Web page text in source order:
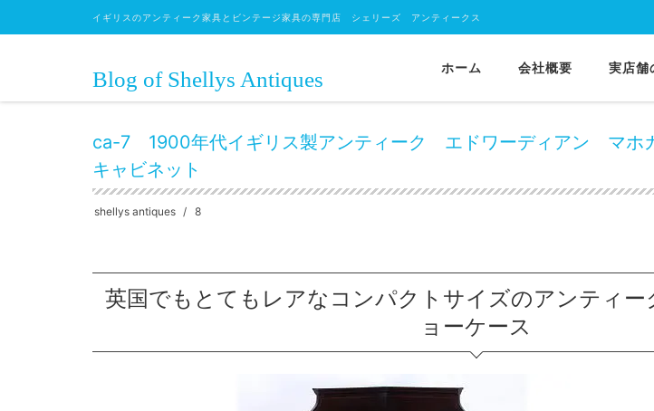
イギリスのアンティーク家具とビンテージ家具の専門店 シェリーズ アンティークス
Blog of Shellys Antiques ホーム 会社概要 実店舗
HOME キャビネット コーナーキャビネット ca-7 1900年代イギリス製アンティーク エドワーディア
ca-7 1900年代イギリス製アンティーク エドワーディアン マ
キャビネット
shellys antiques 8
英国でもとてもレアなコンパクトサイズのアンティー
ョーケース